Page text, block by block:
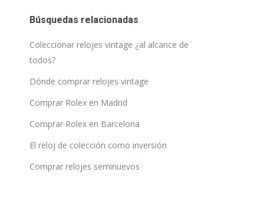
Búsquedas relacionadas
Coleccionar relojes vintage ¿al alcance de
todos?
Dónde comprar relojes vintage
Comprar Rolex en Madrid
Comprar Rolex en Barcelona
El reloj de colección como inversión
Comprar relojes seminuevos